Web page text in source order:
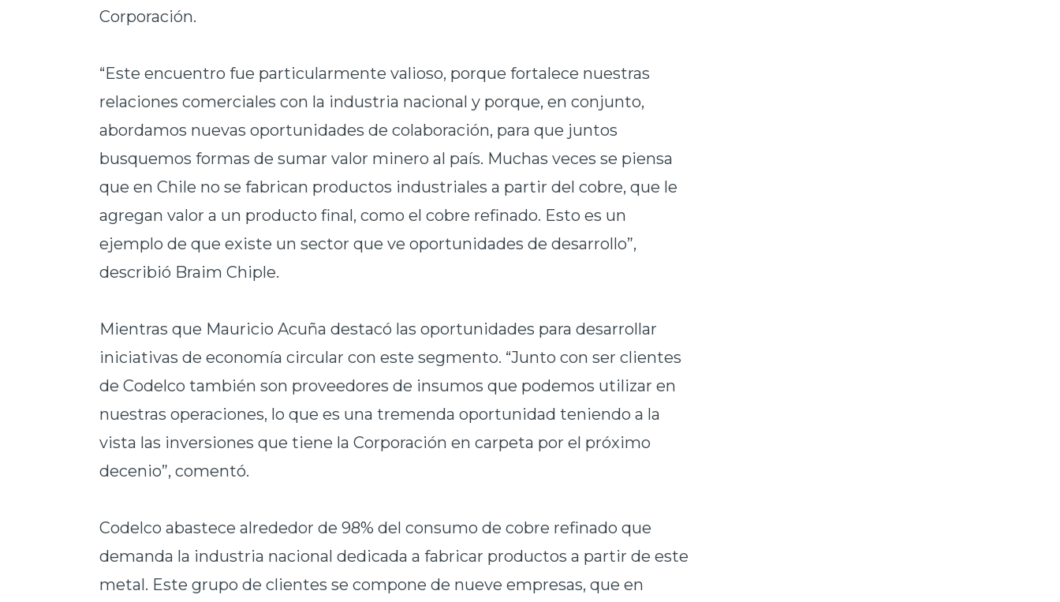
Corporación.
“Este encuentro fue particularmente valioso, porque fortalece nuestras
relaciones comerciales con la industria nacional y porque, en conjunto,
abordamos nuevas oportunidades de colaboración, para que juntos
busquemos formas de sumar valor minero al país. Muchas veces se piensa
que en Chile no se fabrican productos industriales a partir del cobre, que le
agregan valor a un producto final, como el cobre refinado. Esto es un
ejemplo de que existe un sector que ve oportunidades de desarrollo”,
describió Braim Chiple.
Mientras que Mauricio Acuña destacó las oportunidades para desarrollar
iniciativas de economía circular con este segmento. “Junto con ser clientes
de Codelco también son proveedores de insumos que podemos utilizar en
nuestras operaciones, lo que es una tremenda oportunidad teniendo a la
vista las inversiones que tiene la Corporación en carpeta por el próximo
decenio”, comentó.
Codelco abastece alrededor de 98% del consumo de cobre refinado que
demanda la industria nacional dedicada a fabricar productos a partir de este
metal. Este grupo de clientes se compone de nueve empresas, que en